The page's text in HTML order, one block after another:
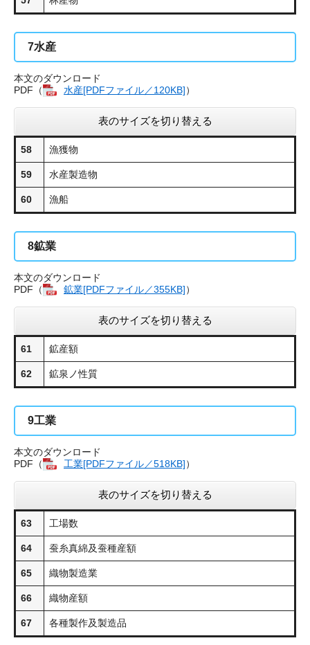
7水産
本文のダウンロード
PDF（
水産[PDFファイル／120KB]​）
表のサイズを切り替える
58 漁獲物
59 水産製造物
60 漁船
8鉱業
本文のダウンロード
PDF（
鉱業[PDFファイル／355KB]​）
表のサイズを切り替える
61 鉱産額
62 鉱泉ノ性質
9工業
本文のダウンロード
PDF（
工業[PDFファイル／518KB]​）
表のサイズを切り替える
63 工場数
64 蚕糸真綿及蚕種産額
65 織物製造業
66 織物産額
67 各種製作及製造品